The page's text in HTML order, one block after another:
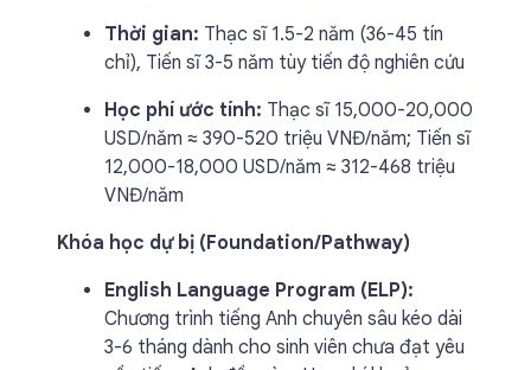
Thời gian: Thạc sĩ 1.5-2 năm (36-45 tín
chỉ), Tiến sĩ 3-5 năm tùy tiến độ nghiên cứu
Học phí ước tính: Thạc sĩ 15,000-20,000
USD/năm ≈ 390-520 triệu VNĐ/năm; Tiến sĩ
12,000-18,000 USD/năm ≈ 312-468 triệu
VNĐ/năm
Khóa học dự bị (Foundation/Pathway)
English Language Program (ELP):
Chương trình tiếng Anh chuyên sâu kéo dài
3-6 tháng dành cho sinh viên chưa đạt yêu